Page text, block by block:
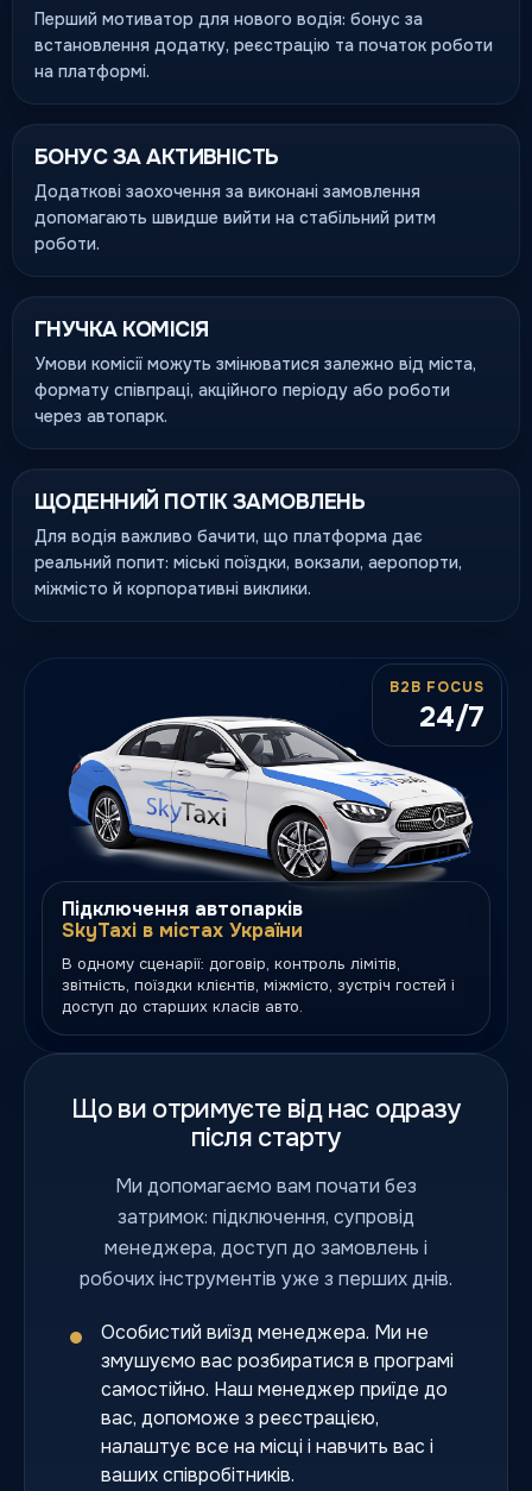
Перший мотиватор для нового водія: бонус за
встановлення додатку, реєстрацію та початок роботи
на платформі.
БОНУС ЗА АКТИВНІСТЬ
Додаткові заохочення за виконані замовлення
допомагають швидше вийти на стабільний ритм
роботи.
ГНУЧКА КОМІСІЯ
Умови комісії можуть змінюватися залежно від міста,
формату співпраці, акційного періоду або роботи
через автопарк.
ЩОДЕННИЙ ПОТІК ЗАМОВЛЕНЬ
Для водія важливо бачити, що платформа дає
реальний попит: міські поїздки, вокзали, аеропорти,
міжмісто й корпоративні виклики.
Підключення автопарків
SkyTaxi в містах України
В одному сценарії: договір, контроль лімітів,
звітність, поїздки клієнтів, міжмісто, зустріч гостей і
доступ до старших класів авто.
B2B FOCUS
24/7
Що ви отримуєте від нас одразу
після старту
Ми допомагаємо вам почати без
затримок: підключення, супровід
менеджера, доступ до замовлень і
робочих інструментів уже з перших днів.
Особистий виїзд менеджера. Ми не
змушуємо вас розбиратися в програмі
самостійно. Наш менеджер приїде до
вас, допоможе з реєстрацією,
налаштує все на місці і навчить вас і
ваших співробітників.